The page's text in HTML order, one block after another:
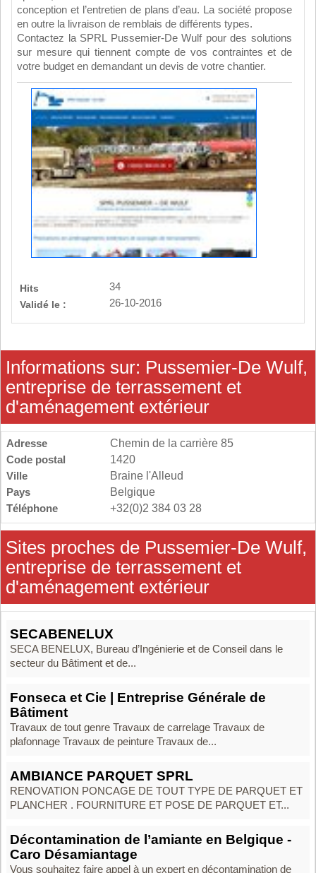
conception et l’entretien de plans d’eau. La société propose
en outre la livraison de remblais de différents types.
Contactez la SPRL Pussemier-De Wulf pour des solutions
sur mesure qui tiennent compte de vos contraintes et de
votre budget en demandant un devis de votre chantier.
Hits
34
Validé le :
26-10-2016
Informations sur: Pussemier-De Wulf,
entreprise de terrassement et
d'aménagement extérieur
Adresse
Chemin de la carrière 85
Code postal
1420
Ville
Braine l'Alleud
Pays
Belgique
Téléphone
+32(0)2 384 03 28
Sites proches de Pussemier-De Wulf,
entreprise de terrassement et
d'aménagement extérieur
SECABENELUX
SECA BENELUX, Bureau d’Ingénierie et de Conseil dans le
secteur du Bâtiment et de...
Fonseca et Cie | Entreprise Générale de
Bâtiment
Travaux de tout genre Travaux de carrelage Travaux de
plafonnage Travaux de peinture Travaux de...
AMBIANCE PARQUET SPRL
RENOVATION PONCAGE DE TOUT TYPE DE PARQUET ET
PLANCHER . FOURNITURE ET POSE DE PARQUET ET...
Décontamination de l’amiante en Belgique -
Caro Désamiantage
Vous souhaitez faire appel à un expert en décontamination de